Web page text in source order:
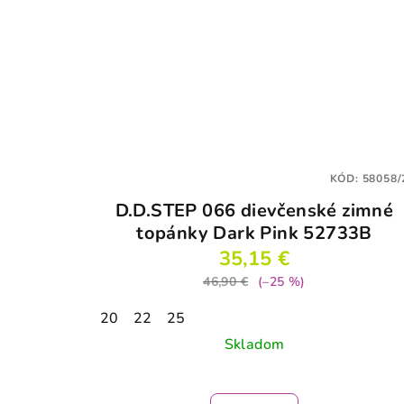
D.D.STEP 066 dievčenské zimné
topánky Dark Pink 52733B
35,15 €
46,90 € (–25 %)
20 22
25
Skladom
KÓD: